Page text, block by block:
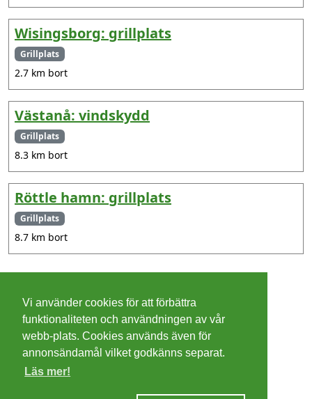
Wisingsborg: grillplats
Grillplats
2.7 km bort
Västanå: vindskydd
Grillplats
8.3 km bort
Röttle hamn: grillplats
Grillplats
8.7 km bort
Cookies
Integritetspolicy
Villkor
Vi använder cookies för att förbättra
funktionaliteten och användningen av vår
webb-plats. Cookies används även för
annonsändamål vilket godkänns separat.
Läs mer!